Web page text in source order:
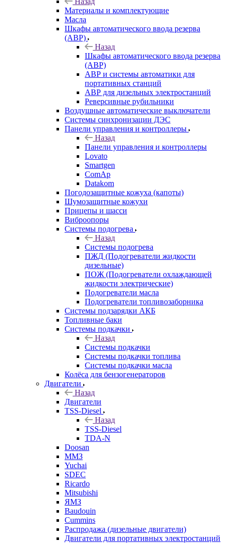
Материалы и комплектующие
Масла
Шкафы автоматического ввода резерва
(АВР)
Назад
Шкафы автоматического ввода резерва
(АВР)
АВР и системы автоматики для
портативных станций
АВР для дизельных электростанций
Реверсивные рубильники
Воздушные автоматические выключатели
Системы синхронизации ДЭС
Панели управления и контроллеры
Назад
Панели управления и контроллеры
Lovato
Smartgen
ComAp
Datakom
Погодозащитные кожуха (капоты)
Шумозащитные кожухи
Прицепы и шасси
Виброопоры
Системы подогрева
Назад
Системы подогрева
ПЖД (Подогреватели жидкости
дизельные)
ПОЖ (Подогреватели охлаждающей
жидкости электрические)
Подогреватели масла
Подогреватели топливозаборника
Системы подзарядки АКБ
Топливные баки
Системы подкачки
Назад
Системы подкачки
Системы подкачки топлива
Системы подкачки масла
Колёса для бензогенераторов
Двигатели
Назад
Двигатели
TSS-Diesel
Назад
TSS-Diesel
TDA-N
Doosan
ММЗ
Yuchai
SDEC
Ricardo
Mitsubishi
ЯМЗ
Baudouin
Cummins
Распродажа (дизельные двигатели)
Двигатели для портативных электростанций